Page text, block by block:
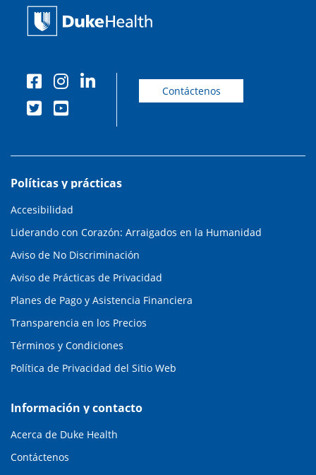
Contáctenos
Políticas y prácticas
Accesibilidad
Liderando con Corazón: Arraigados en la Humanidad
Aviso de No Discriminación
Aviso de Prácticas de Privacidad
Planes de Pago y Asistencia Financiera
Transparencia en los Precios
Términos y Condiciones
Política de Privacidad del Sitio Web
Información y contacto
Acerca de Duke Health
Contáctenos